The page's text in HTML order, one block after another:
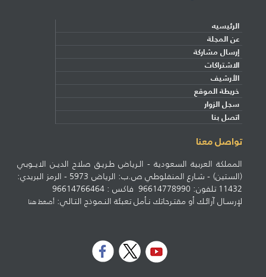
الرئيسيه
عن المجلة
إرسال مشاركة
الاشتراكات
الأرشيف
خريطة الموقع
سجل الزوار
اتصل بنا
تواصل معنا
المملكة العربية السعودية - الـرياض طـريـق صلاح الديـن الايــوبي
(الستين) - شـارع المنفلوطي ص.ب: الرياض 5973 - الرمز البريدي:
11432 تلفون: 96614778990 فاكس : 96614766464
لإرسـال آرائـك أو مقتـرحاتك نـأمل تعبئة النـموذج التـالي:أضغط هنا